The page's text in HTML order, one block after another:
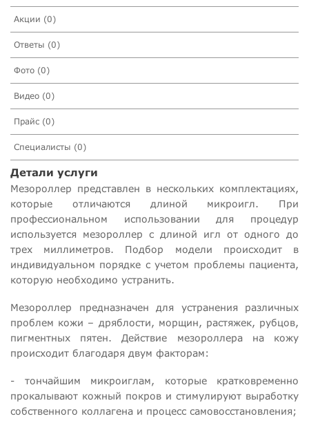
Акции (0)
Ответы (0)
Фото (0)
Видео (0)
Прайс (0)
Специалисты (0)
Детали услуги
Мезороллер представлен в нескольких комплектациях,
которые отличаются длиной микроигл. При
профессиональном использовании для процедур
используется мезороллер с длиной игл от одного до
трех миллиметров. Подбор модели происходит в
индивидуальном порядке с учетом проблемы пациента,
которую необходимо устранить.
Мезороллер предназначен для устранения различных
проблем кожи – дряблости, морщин, растяжек, рубцов,
пигментных пятен. Действие мезороллера на кожу
происходит благодаря двум факторам:
- тончайшим микроиглам, которые кратковременно
прокалывают кожный покров и стимулируют выработку
собственного коллагена и процесс самовосстановления;